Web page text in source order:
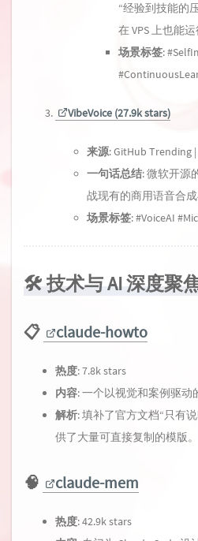
“经验到技能的
在 VPS 上也能
场景标签:
VibeVoice (27.9k stars)
来源: GitHub Trending |
一句话总结: 微软开源
战现有的商用语音合成
场景标签: #VoiceAI
🛠️ 技术与 AI 深度聚
📋 claude-howto
热度: 7.8k stars
内容: 一个以视觉和案例驱动
解析: 填补了官方文档“只有
供了大量可直接复制的模版。
🧠 claude-mem
热度: 42.9k stars